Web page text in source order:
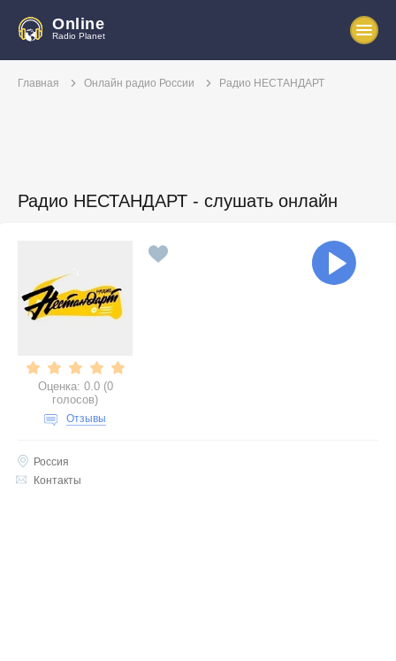
Online
Radio Planet
Главная Онлайн радио России Радио НЕСТАНДАРТ
Радио НЕСТАНДАРТ - слушать онлайн
Оценка: 0.0 (0
голосов)
Отзывы
Россия
Контакты